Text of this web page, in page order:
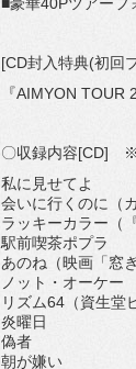
[CD封入特典(初回
『AIMYON
〇収録内容[CD] ※
私に見せてよ
会いに行くのに（
ラッキーカラー（
駅前喫茶ポプラ
あのね（映画「窓
ノット・オーケー
リズム64（資生堂
炎曜日
偽者
朝が嫌い